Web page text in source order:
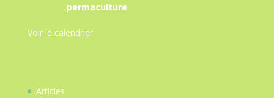
permaculture
Voir le calendrier
Articles